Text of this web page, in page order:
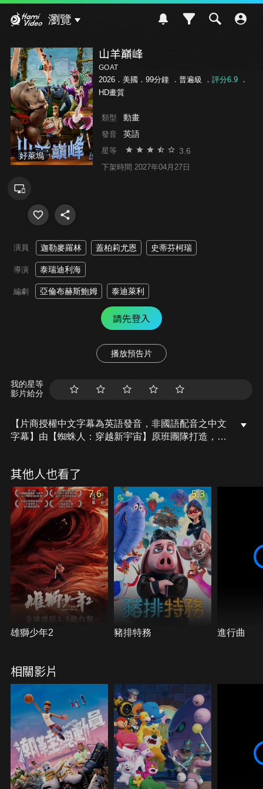
瀏覽
好萊塢
山羊巔峰
GOAT
2026．美國．99分鐘 ． 普遍級 ． 評分6.9．
HD畫質
類型 動畫
發音 英語
星等 3.6
下架時間 2027年04月27日
演員 迦勒麥羅林 蓋柏莉尤恩 史蒂芬柯瑞
導演 泰瑞迪利海
編劇 亞倫布赫斯鮑姆 泰迪萊利
請先登入
播放預告片
我的星等
影片給分
【片商授權中文字幕為英語發音，非國語配音之中文
字幕】由【蜘蛛人：穿越新宇宙】原班團隊打造，全
但是山羊雖小夢想俱全，他意外獲得一次千載難逢的
機會，能加入「職吼聯盟」挑戰最高榮譽，這是一項
節奏超快、各種動物混合的高強度球類運動，由全世
界最迅捷、最兇猛的動物稱霸。雖然威爾的新隊友對
於這隻小山羊的加入興趣缺缺，但他決心顛覆這項運
動，用行動證明：「小個子也能打出大場面！」
其他人也看了
7.6
雄獅少年2
5.3
豬排特務 進行曲
相關影片